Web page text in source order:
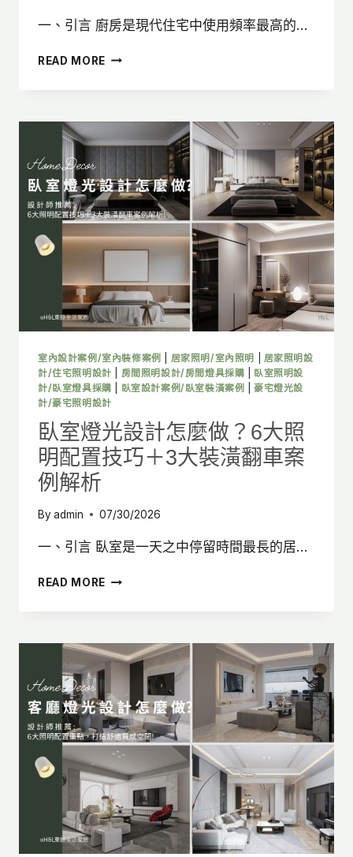
一、引言 廚房是現代住宅中使用頻率最高的…
READ MORE 廚
設
做？
5
大
照
置
重
點，
造
高
質
感
廚
房
空
室內設計案例/室內裝修案例 居家照明/室內照明
居家照明設
計/住宅照明設計
房間照明設計/房間燈具採購
臥室照明設
計/臥室燈具採購
臥室設計案例/臥室裝潢案例 |豪宅燈光設
計/豪宅照明設計
臥室燈光設計怎麼做？6大照
明配置技巧＋3大裝潢翻車案
例解析
Byadmin 07/30/2026
一、引言 臥室是一天之中停留時間最長的居…
READ MORE
設
計
麼
做？
6
大
明
配
置
技